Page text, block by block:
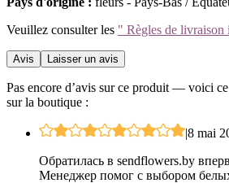
Veuillez consulter les " Règles de livraison
Avis Laisser un avis
Pas encore d’avis sur ce produit — voici
sur la boutique :
|8 mai
Обратилась в sendflowers.by
Менеджер помог с выбором белых